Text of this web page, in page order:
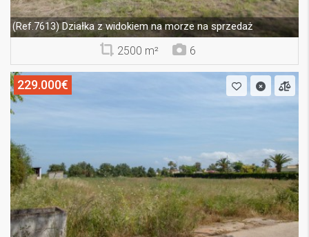
(Ref.7613)Działka z widokiem na morze na sprzedaż
2500 m² 6
229.000€